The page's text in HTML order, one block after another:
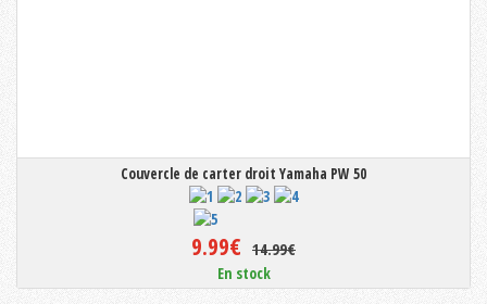
Couvercle de carter droit Yamaha PW 50
9.99€ 14.99€
En stock